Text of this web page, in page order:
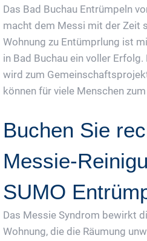
Das Bad Buchau Entrümpeln
macht dem Messi mit der Zeit
Wohnung zu Entümprlung ist
in Bad Buchau ein voller
wird zum
können für viele Menschen
Buchen Sie
Messie-
SUMO
Das Messie Syndrom bewirkt
Wohnung, die die Räumung